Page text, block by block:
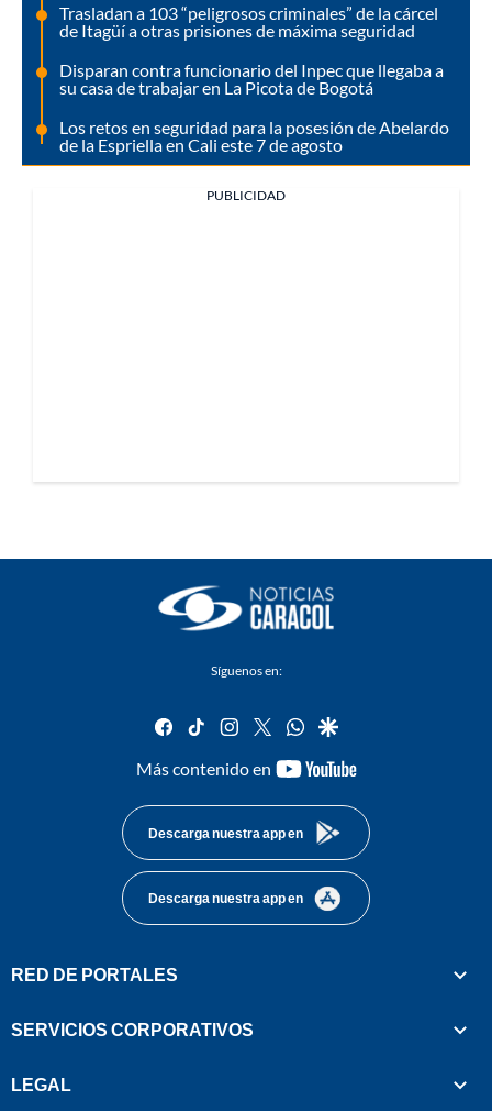
Trasladan a 103 “peligrosos criminales” de la cárcel
de Itagüí a otras prisiones de máxima seguridad
Disparan contra funcionario del Inpec que llegaba a
su casa de trabajar en La Picota de Bogotá
Los retos en seguridad para la posesión de Abelardo
de la Espriella en Cali este 7 de agosto
PUBLICIDAD
Síguenos en:
facebook
tiktok instagram
twitterwhatsapp
google
Más contenido en
youtube-
Descarga nuestra app en
Descarga nuestra app en
RED DE PORTALES
SERVICIOS CORPORATIVOS
LEGAL